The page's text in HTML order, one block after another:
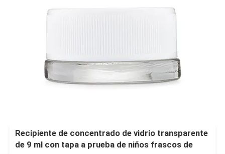
Recipiente de concentrado de vidrio transparente
de 9 ml con tapa a prueba de niños frascos de